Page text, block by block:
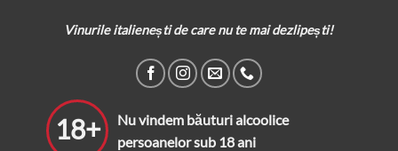
Vinurile italienești de care nu te mai dezlipești!
18+
Nu vindem băuturi alcoolice
persoanelor sub 18 ani